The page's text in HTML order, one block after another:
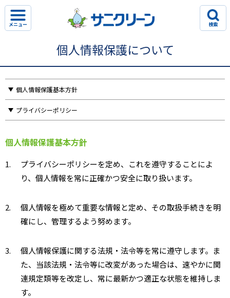
メニュー 検索
個人情報保護について
個人情報保護基本方針
プライバシーポリシー
個人情報保護基本方針
1.
プライバシーポリシーを定め、これを遵守することによ
り、個人情報を常に正確かつ安全に取り扱います。
2.
個人情報を極めて重要な情報と定め、その取扱手続きを明
確にし、管理するよう努めます。
3.
個人情報保護に関する法規・法令等を常に遵守します。ま
た、当該法規・法令等に改変があった場合は、速やかに関
連規定類等を改定し、常に最新かつ適正な状態を維持しま
す。